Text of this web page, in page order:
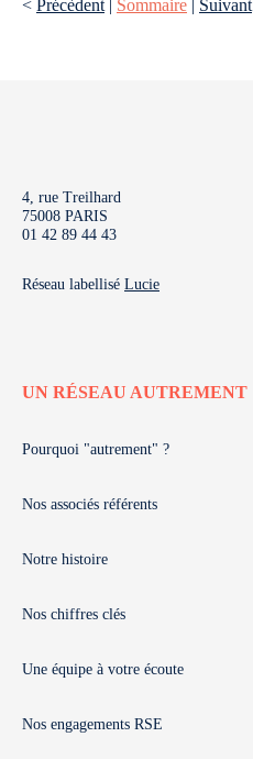
< Précèdent Sommaire Suivant
4, rue Treilhard
75008 PARIS
01 42 89 44 43
Réseau labellisé Lucie
UN RÉSEAU AUTREMENT
Pourquoi "autrement" ?
Nos associés référents
Notre histoire
Nos chiffres clés
Une équipe à votre écoute
Nos engagements RSE